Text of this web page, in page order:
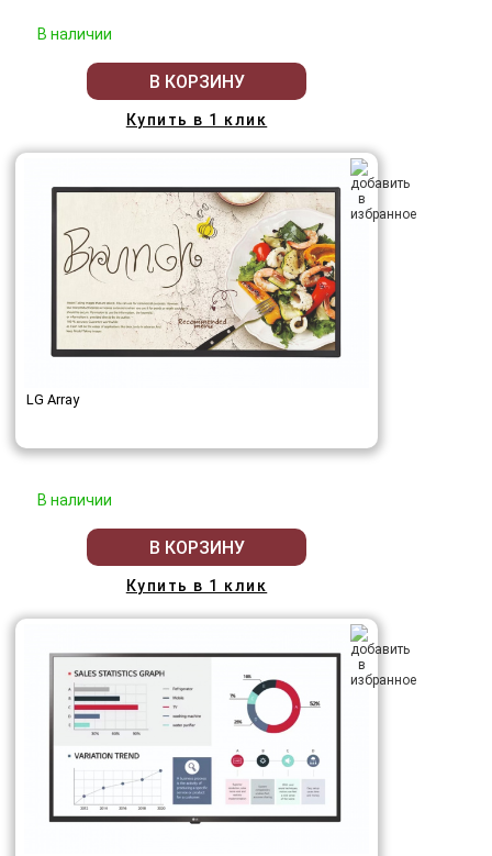
В наличии
В КОРЗИНУ
Купить в 1 клик
LG Array
В наличии
В КОРЗИНУ
Купить в 1 клик